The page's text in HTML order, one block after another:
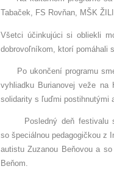
Tabaček, FS Rovňan, MŠK
Všetci účinkujúci si obliekli
dobrovoľníkom, ktorí pomáhali
Po ukončení programu sme
vyhliadku Burianovej veže
solidarity s ľuďmi postihnutými
Posledný deň festivalu
so špeciálnou pedagogičkou z
autistu Zuzanou Beňovou a
Beňom.